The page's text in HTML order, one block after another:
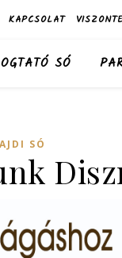
KAPCSOLAT
SÓ
SÓ